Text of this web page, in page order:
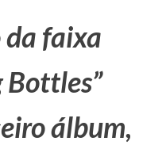
da faixa
álbum,